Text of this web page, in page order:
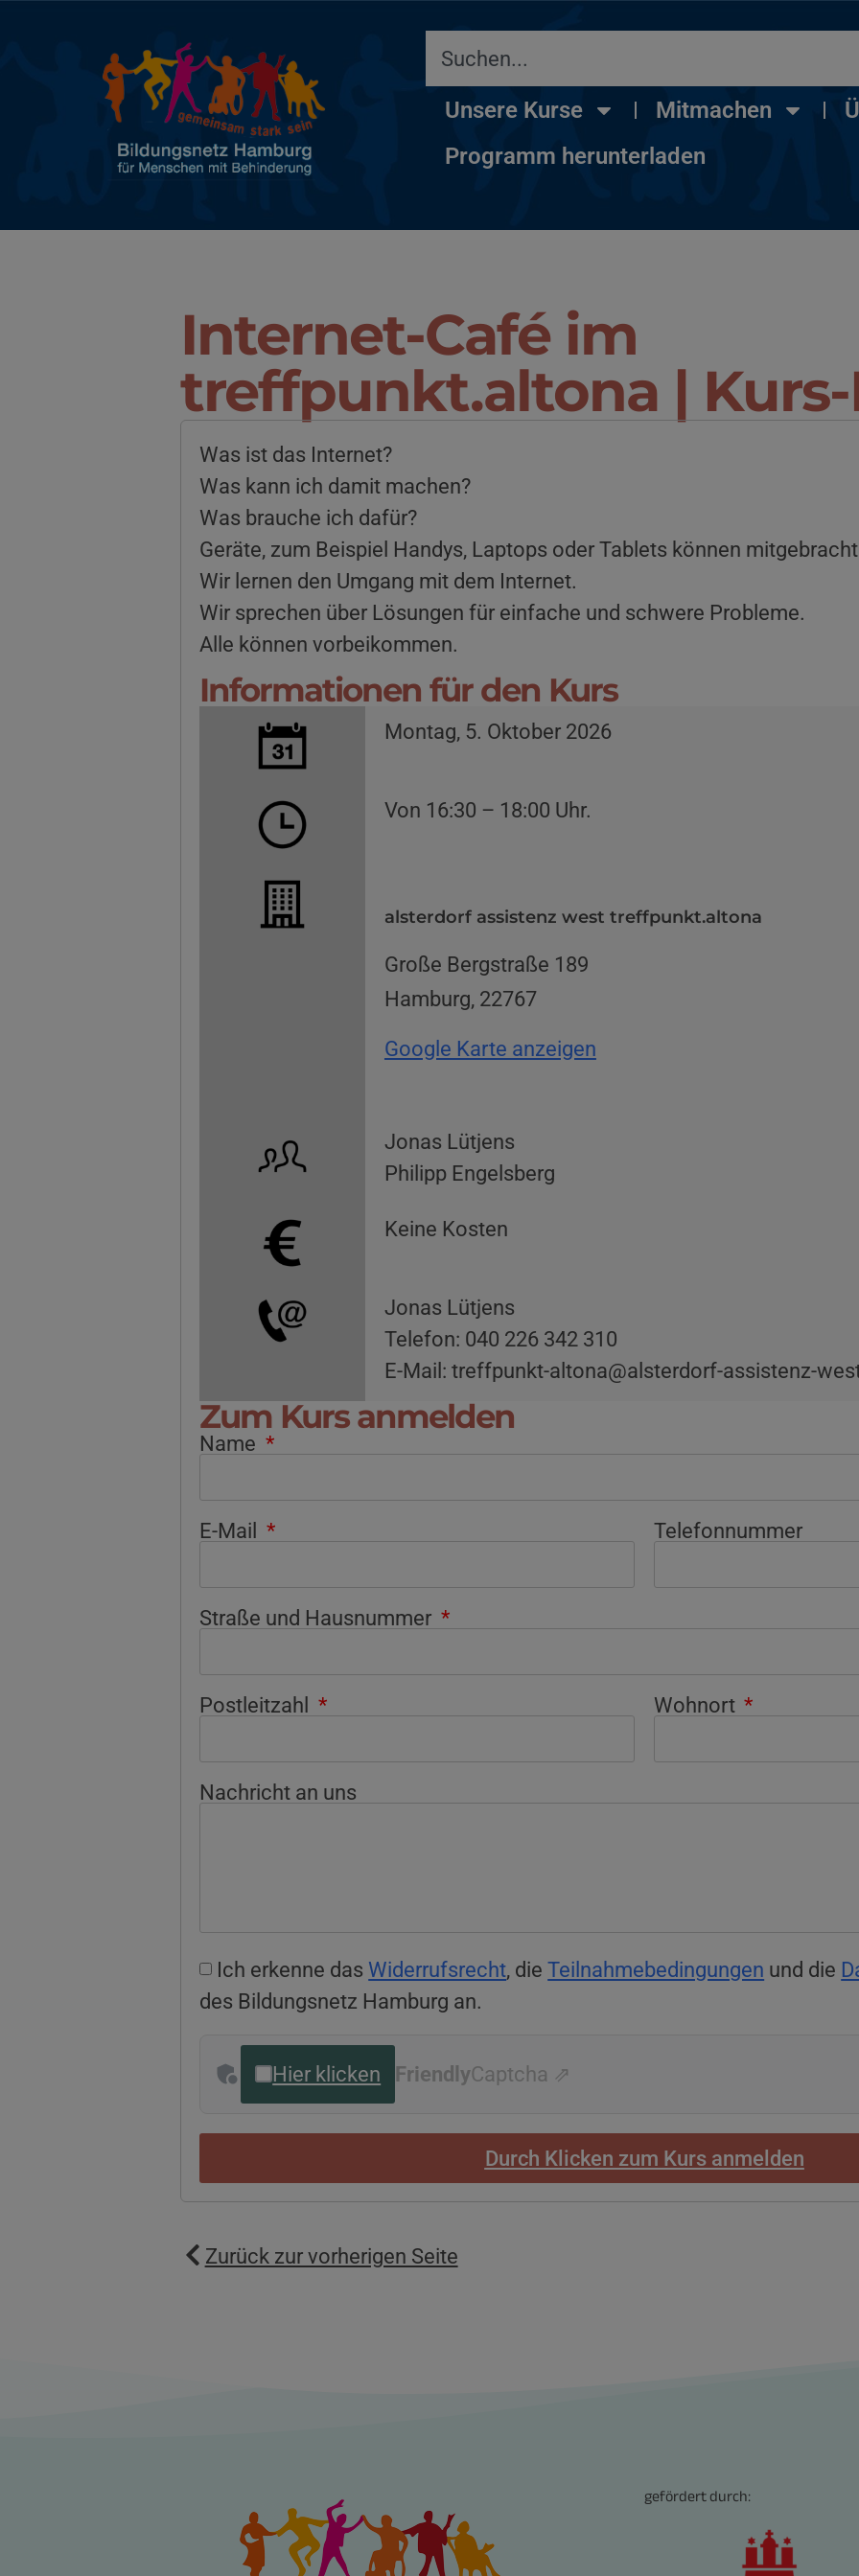
Unsere Kurse Mitmachen
Programm herunterladen
Internet-Café im
treffpunkt.altona | Kurs-
Was ist das Internet?
Was kann ich damit machen?
Was brauche ich dafür?
Geräte, zum Beispiel Handys, Laptops oder Tablets können
Wir lernen den Umgang mit dem Internet.
Wir sprechen über Lösungen für einfache und schwere Probleme.
Alle können vorbeikommen.
Informationen für den Kurs
Montag, 5. Oktober 2026
Von 16:30 – 18:00 Uhr.
alsterdorf assistenz west treffpunkt.altona
Große Bergstraße 189
Hamburg, 22767
Google Karte anzeigen
Jonas Lütjens
Philipp Engelsberg
Keine Kosten
Jonas Lütjens
Telefon: 040 226 342 310
E-Mail: treffpunkt-altona@alsterdorf-assistenz-
Zum Kurs anmelden
Name
E-Mail Telefonnummer
Straße und Hausnummer
Postleitzahl Wohnort
Nachricht an uns
Ich erkenne das Widerrufsrecht, dieTeilnahmebedingungen und die
des Bildungsnetz Hamburg an.
Hier klicken FriendlyCaptcha ⇗
Durch Klicken zum Kurs anmelden
Zurück zur vorherigen Seite
gefördert durch: